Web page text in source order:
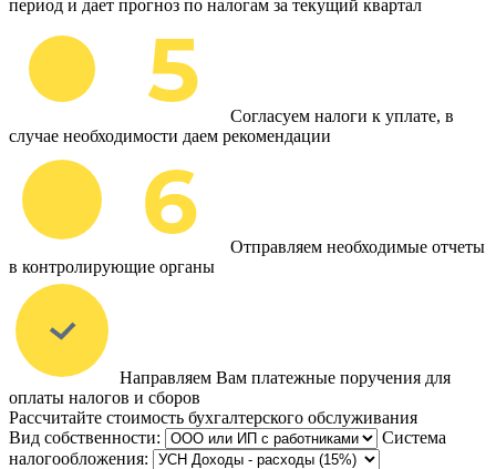
период и дает прогноз по налогам за текущий квартал
Согласуем налоги к уплате, в
случае необходимости даем рекомендации
Отправляем необходимые отчеты
в контролирующие органы
Направляем Вам платежные поручения для
оплаты налогов и сборов
Рассчитайте стоимость бухгалтерского обслуживания
Вид собственности:
Система
налогообложения: